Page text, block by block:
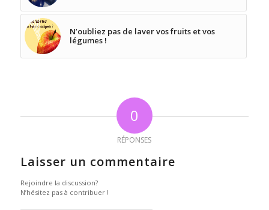
N’oubliez pas de laver vos fruits et vos
légumes !
0
RÉPONSES
Laisser un commentaire
Rejoindre la discussion?
N’hésitez pas à contribuer !